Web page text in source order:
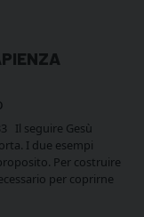
Il seguire Gesù
I due esempi
Per costruire
per coprirne